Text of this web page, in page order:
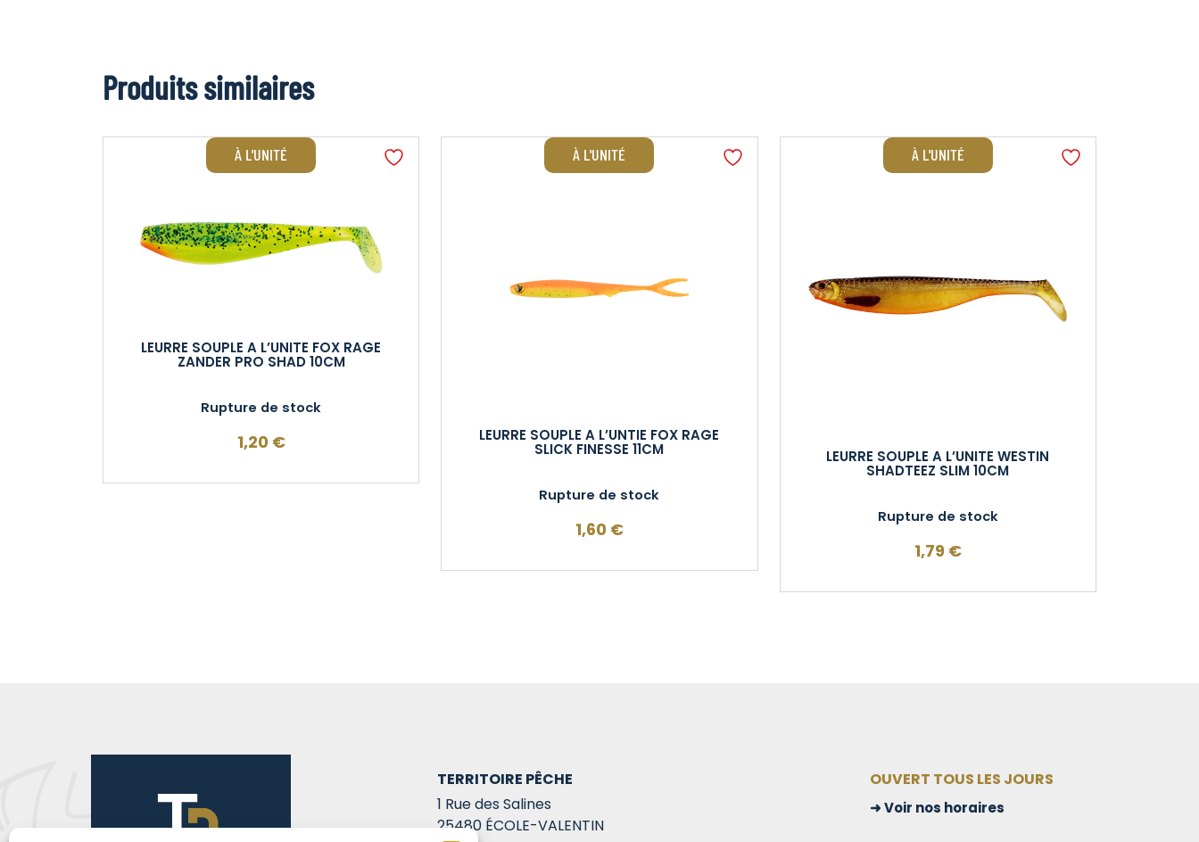
Produits similaires
À L'UNITÉ
LEURRE SOUPLE A L’UNITE FOX RAGE
ZANDER PRO SHAD 10CM
Rupture de stock
1,20 €
À L'UNITÉ
LEURRE SOUPLE A L’UNTIE FOX RAGE
SLICK FINESSE 11CM
Rupture de stock
1,60 €
À L'UNITÉ
LEURRE SOUPLE A L’UNITE WESTIN
SHADTEEZ SLIM 10CM
Rupture de stock
1,79 €
TERRITOIRE PÊCHE
1 Rue des Salines
25480 ÉCOLE-VALENTIN
OUVERT TOUS LES JOURS
Voir nos horaires